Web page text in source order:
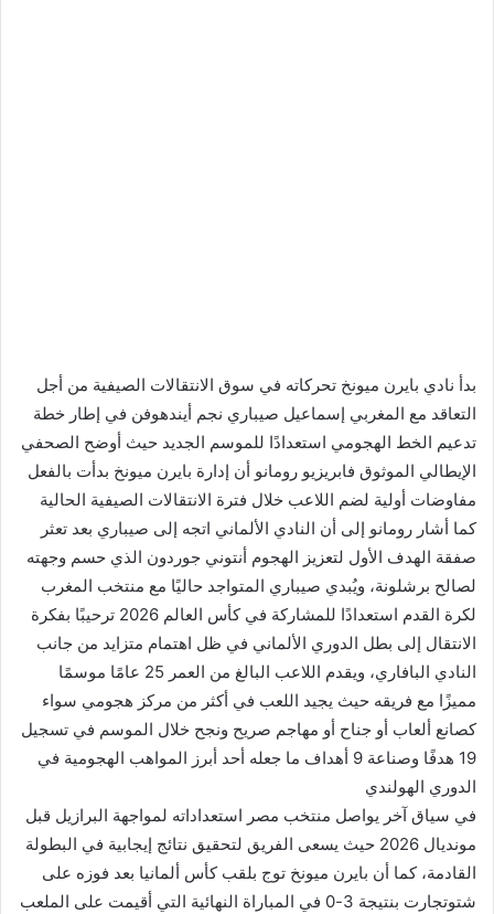
بدأ نادي بايرن ميونخ تحركاته في سوق الانتقالات الصيفية من أجل
التعاقد مع المغربي إسماعيل صيباري نجم أيندهوفن في إطار خطة
تدعيم الخط الهجومي استعدادًا للموسم الجديد حيث أوضح الصحفي
الإيطالي الموثوق فابريزيو رومانو أن إدارة بايرن ميونخ بدأت بالفعل
مفاوضات أولية لضم اللاعب خلال فترة الانتقالات الصيفية الحالية
كما أشار رومانو إلى أن النادي الألماني اتجه إلى صيباري بعد تعثر
صفقة الهدف الأول لتعزيز الهجوم أنتوني جوردون الذي حسم وجهته
لصالح برشلونة، ويُبدي صيباري المتواجد حاليًا مع منتخب المغرب
لكرة القدم استعدادًا للمشاركة في كأس العالم 2026 ترحيبًا بفكرة
الانتقال إلى بطل الدوري الألماني في ظل اهتمام متزايد من جانب
النادي البافاري، ويقدم اللاعب البالغ من العمر 25 عامًا موسمًا
مميزًا مع فريقه حيث يجيد اللعب في أكثر من مركز هجومي سواء
كصانع ألعاب أو جناح أو مهاجم صريح ونجح خلال الموسم في تسجيل
19 هدفًا وصناعة 9 أهداف ما جعله أحد أبرز المواهب الهجومية في
الدوري الهولندي
في سياق آخر يواصل منتخب مصر استعداداته لمواجهة البرازيل قبل
مونديال 2026 حيث يسعى الفريق لتحقيق نتائج إيجابية في البطولة
القادمة، كما أن بايرن ميونخ توج بلقب كأس ألمانيا بعد فوزه على
شتوتجارت بنتيجة 3-0 في المباراة النهائية التي أقيمت على الملعب